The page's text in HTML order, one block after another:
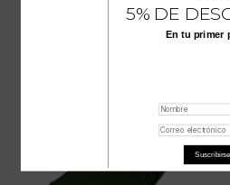
CREAM BLANCO5% DE
En tu primer
Suscribirse